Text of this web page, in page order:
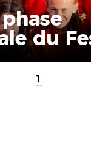
du
1